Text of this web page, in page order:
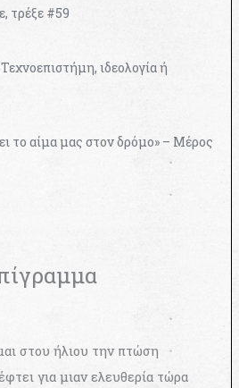
τρέξε #59
ιδεολογία ή
το αίμα μας στον δρόμο» – Μέρος
στου ήλιου την πτώση
για μιαν ελευθερία τώρα